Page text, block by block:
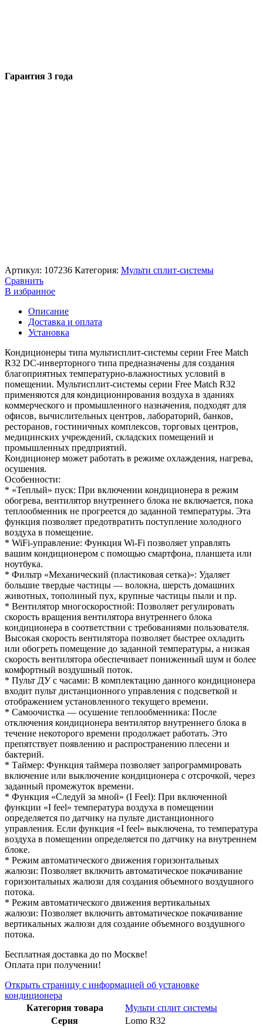
Гарантия 3 года
Артикул: 107236 Категория: Мульти сплит-системы
Сравнить
В избранное
Описание
Доставка и оплата
Установка
Кондиционеры типа мультисплит-системы серии Free Match
R32 DC-инверторного типа предназначены для создания
благоприятных температурно-влажностных условий в
помещении. Мультисплит-системы серии Free Match R32
применяются для кондиционирования воздуха в зданиях
коммерческого и промышленного назначения, подходят для
офисов, вычислительных центров, лабораторий, банков,
ресторанов, гостиничных комплексов, торговых центров,
медицинских учреждений, складских помещений и
промышленных предприятий.
Кондиционер может работать в режиме охлаждения, нагрева,
осушения.
Особенности:
* «Теплый» пуск: При включении кондиционера в режим
обогрева, вентилятор внутреннего блока не включается, пока
теплообменник не прогреется до заданной температуры. Эта
функция позволяет предотвратить поступление холодного
воздуха в помещение.
* WiFi-управление: Функция Wi-Fi позволяет управлять
вашим кондиционером с помощью смартфона, планшета или
ноутбука.
* Фильтр «Механический (пластиковая сетка)»: Удаляет
большие твердые частицы — волокна, шерсть домашних
животных, тополиный пух, крупные частицы пыли и пр.
* Вентилятор многоскоростной: Позволяет регулировать
скорость вращения вентилятора внутреннего блока
кондиционера в соответствии с требованиями пользователя.
Высокая скорость вентилятора позволяет быстрее охладить
или обогреть помещение до заданной температуры, а низкая
скорость вентилятора обеспечивает пониженный шум и более
комфортный воздушный поток.
* Пульт ДУ с часами: В комплектацию данного кондиционера
входит пульт дистанционного управления с подсветкой и
отображением установленного текущего времени.
* Самоочистка — осушение теплообменника: После
отключения кондиционера вентилятор внутреннего блока в
течение некоторого времени продолжает работать. Это
препятствует появлению и распространению плесени и
бактерий.
* Таймер: Функция таймера позволяет запрограммировать
включение или выключение кондиционера с отсрочкой, через
заданный промежуток времени.
* Функция «Следуй за мной» (I Feel): При включенной
функции «I feel» температура воздуха в помещении
определяется по датчику на пульте дистанционного
управления. Если функция «I feel» выключена, то температура
воздуха в помещении определяется по датчику на внутреннем
блоке.
* Режим автоматического движения горизонтальных
жалюзи: Позволяет включить автоматическое покачивание
горизонтальных жалюзи для создания объемного воздушного
потока.
* Режим автоматического движения вертикальных
жалюзи: Позволяет включить автоматическое покачивание
вертикальных жалюзи для создание объемного воздушного
потока.
Бесплатная доставка до по Москве!
Оплата при получении!
Открыть страницу с информацией об установке
кондиционера
Категория товара
Мульти сплит системы
Серия
Lomo R32